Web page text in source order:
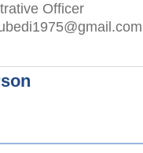
Officer